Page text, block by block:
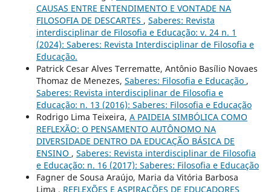
CAUSAS ENTRE ENTENDIMENTO E VONTADE NA
FILOSOFIA DE DESCARTES , Saberes: Revista
interdisciplinar de Filosofia e Educação: v. 24 n. 1
(2024): Saberes: Revista Interdisciplinar de Filosofia e
Educação.
Patrick Cesar Alves Terrematte, Antônio Basílio Novaes
Thomaz de Menezes, Saberes: Filosofia e Educação ,
Saberes: Revista interdisciplinar de Filosofia e
Educação: n. 13 (2016): Saberes: Filosofia e Educação
Rodrigo Lima Teixeira, A PAIDEIA SIMBÓLICA COMO
REFLEXÃO: O PENSAMENTO AUTÔNOMO NA
DIVERSIDADE DENTRO DA EDUCAÇÃO BÁSICA DE
ENSINO , Saberes: Revista interdisciplinar de Filosofia
e Educação: n. 16 (2017): Saberes: Filosofia e Educação
Fagner de Sousa Araújo, Maria da Vitória Barbosa
Lima , REFLEXÕES E ASPIRAÇÕES DE EDUCADORES